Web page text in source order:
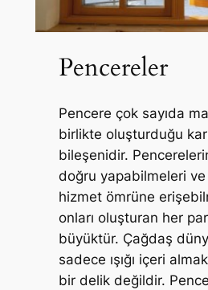
Pencereler
Pencere çok sayıda
birlikte oluşturduğu
bileşenidir.
doğru yapabilmeleri
hizmet ömrüne
onları oluşturan her
büyüktür. Çağdaş
sadece ışığı içeri
bir delik değildir.